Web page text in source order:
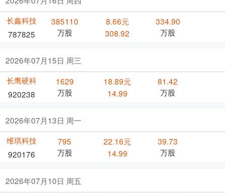
长鑫科技
787825
385110
万股
8.66元
308.92
334.90
万股
2026年07月15日 周三
长鹰硬科
920238
1629
万股
18.89元
14.99
81.42
万股
2026年07月13日 周一
维琪科技
920176
795
万股
22.16元
14.99
39.73
万股
2026年07月10日 周五